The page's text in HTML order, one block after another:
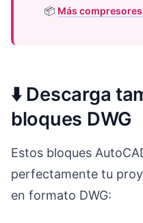
📦 Más
⬇️ Descarga
bloques DWG
Estos bloques
perfectamente tu
en formato DWG: